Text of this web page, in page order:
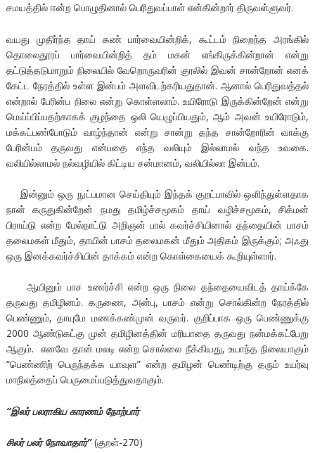
சமயத்தில் ஈன்ற பொழுதினால் பெரிதுவப்பாள் என்கின்றார் திருவள்ளுவர்.
வயது முதிர்ந்த தாய் கண் பார்வையின்றிக், கூட்டம் நிறைந்த அரங்கில்
தொலைதூரப் பார்வையின்றித் தம் மகன் எங்கிருக்கின்றான் என்று
தட்டுத்தடுமாறும் நிலையில் வேறொருவரின் குரலில் இவன் சான்றோன் எனக்
கேட்ட நேரத்தில் உள்ள இன்பம் அளவிடற்கரியதுதான். ஆனால் பெரிதுவத்தல்
என்றால் பேரின்ப நிலை என்று கொள்ளலாம். உயிரோடு இருக்கின்றேன் என்று
மெய்ப்பிப்பதற்காகக் குழந்தை ஒலி யெழுப்பியதும், ஆம் அவன் உயிரோடும்,
மக்கட்பண்போடும் வாழ்ந்தான் என்று சான்று தந்த சான்றோரின் வாக்கு
பேரின்பம் தருவது என்பதை எந்த வலியும் இல்லாமல் வந்த உவகை.
வலியில்லாமல் நல்வழியில் கிட்டிய சன்மானம், வலியில்லா இன்பம்.
இன்னும் ஒரு நுட்பமான செய்தியும் இந்தக் குறட்பாவில் ஒளிந்துள்ளதாக
நான் கருதுகின்றேன் நமது தமிழ்ச்சமூகம் தாய் வழிச்சமூகம், சிக்மன்
பிராய்டு என்ற மேல்நாட்டு அறிஞன் பால் கவர்ச்சியினால் தந்தையின் பாசம்
தலைமகள் மீதும், தாயின் பாசம் தலைமகன் மீதும் அதிகம் இருக்கும்; அஃது
ஒரு இனக்கவர்ச்சியின் தாக்கம் என்ற கொள்கையைக் கூறியுள்ளார்.
ஆயினும் பாச உணர்ச்சி என்ற ஒரு நிலை தந்தையைவிடத் தாய்க்கே
தருவது தமிழினம். கருணை, அன்பு, பாசம் என்று சொல்கின்ற நேரத்தில்
பெண்ணும், தாயுமே மணக்கண்முன் வருவர். குறிப்பாக ஒரு பெண்ணுக்கு
2000 ஆண்டுகட்கு முன் தமிழினத்தின் மரியாதை தருவது நன்மக்கட்பேறு
ஆகும். எனவே தான் மலடி என்ற சொல்லை நீக்கியது, உயாந்த நிலையாகும்
“பெண்ணிற் பெருந்தக்க யாவுள” என்ற தமிழன் பெண்டிற்கு தரும் உயர்வு
மாநிலத்தைப் பெருமைப்படுத்துவதாகும்.
“இலர் பலராகிய காரணம் நோற்பார்
சிலர் பலர் நோவாதார்”(குறள்-270)